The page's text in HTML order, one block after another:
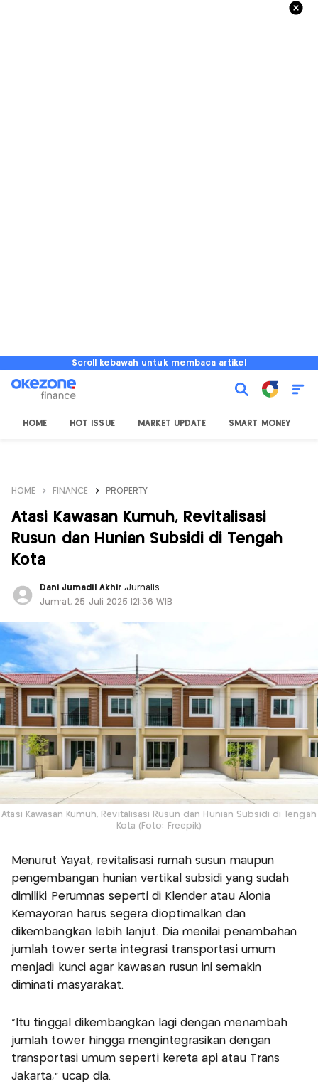
Scroll kebawah untuk membaca artikel
HOME HOT ISSUE MARKET UPDATE SMART MONEY
HOME FINANCE PROPERTY
Atasi Kawasan Kumuh, Revitalisasi
Rusun dan Hunian Subsidi di Tengah
Kota
Dani Jumadil Akhir ,Jurnalis
Jum'at, 25 Juli 2025 |21:36 WIB
Atasi Kawasan Kumuh, Revitalisasi Rusun dan Hunian Subsidi di Tengah
Kota (Foto: Freepik)
Menurut Yayat, revitalisasi rumah susun maupun
pengembangan hunian vertikal subsidi yang sudah
dimiliki Perumnas seperti di Klender atau Alonia
Kemayoran harus segera dioptimalkan dan
dikembangkan lebih lanjut. Dia menilai penambahan
jumlah tower serta integrasi transportasi umum
menjadi kunci agar kawasan rusun ini semakin
diminati masyarakat.
"Itu tinggal dikembangkan lagi dengan menambah
jumlah tower hingga mengintegrasikan dengan
transportasi umum seperti kereta api atau Trans
Jakarta," ucap dia.